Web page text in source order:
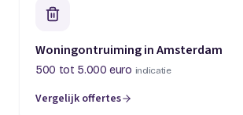
Woningontruiming in Amsterdam
500 tot 5.000 euro indicatie
Vergelijk offertes